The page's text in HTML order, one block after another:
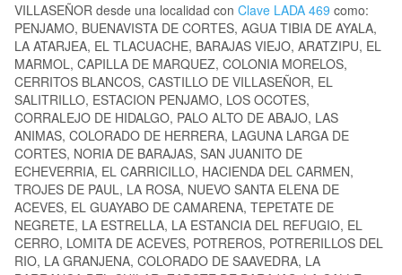
VILLASEÑOR desde una localidad con Clave LADA 469 como:
PENJAMO, BUENAVISTA DE CORTES, AGUA TIBIA DE AYALA,
LA ATARJEA, EL TLACUACHE, BARAJAS VIEJO, ARATZIPU, EL
MARMOL, CAPILLA DE MARQUEZ, COLONIA MORELOS,
CERRITOS BLANCOS, CASTILLO DE VILLASEÑOR, EL
SALITRILLO, ESTACION PENJAMO, LOS OCOTES,
CORRALEJO DE HIDALGO, PALO ALTO DE ABAJO, LAS
ANIMAS, COLORADO DE HERRERA, LAGUNA LARGA DE
CORTES, NORIA DE BARAJAS, SAN JUANITO DE
ECHEVERRIA, EL CARRICILLO, HACIENDA DEL CARMEN,
TROJES DE PAUL, LA ROSA, NUEVO SANTA ELENA DE
ACEVES, EL GUAYABO DE CAMARENA, TEPETATE DE
NEGRETE, LA ESTRELLA, LA ESTANCIA DEL REFUGIO, EL
CERRO, LOMITA DE ACEVES, POTREROS, POTRERILLOS DEL
RIO, LA GRANJENA, COLORADO DE SAAVEDRA, LA